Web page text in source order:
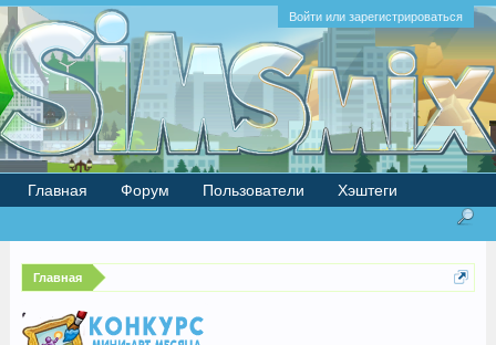
Войти или зарегистрироваться
Главная
Главная Форум Пользователи Хэштеги